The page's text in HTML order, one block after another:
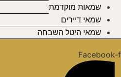
שמאות מוקדמת
שמאי דיירים
שמאי היטל השבחה